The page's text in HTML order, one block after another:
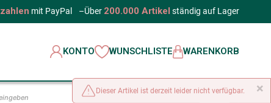
mit PayPal –Über 200.000 Artikel ständig auf Lager
KONTO WUNSCHLISTE WARENKORB
×
Dieser Artikel ist derzeit leider nicht verfügbar.